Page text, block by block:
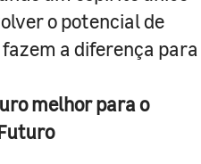
o potencial de
a diferença para
melhor para o